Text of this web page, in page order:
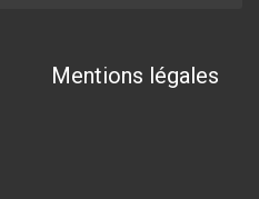
Mentions légales